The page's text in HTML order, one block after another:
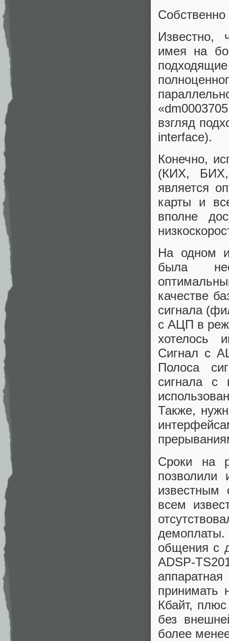
Известно,
имея на
взгляд
interface).
Конечно,
(КИХ, БИХ,
является
карты и
вполне
На одном
была
качестве
сигнала
с АЦП в
хотелось
Сигнал с
Полоса
сигнала с
Также,
Сроки на
позволили
известным
всем
общения с
ADSP-
принимать
Кбайт,
без
более